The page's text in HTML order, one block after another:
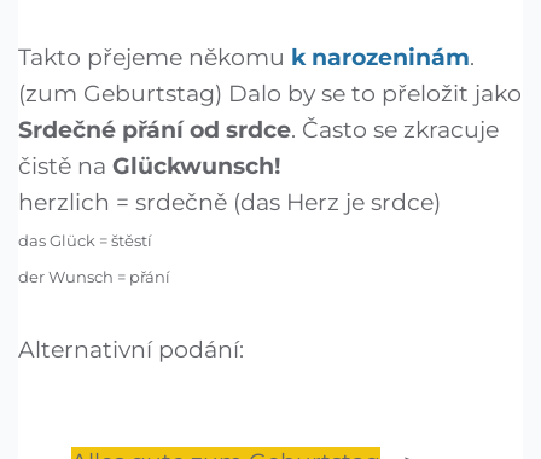
Takto přejeme někomu k narozeninám.
(zum Geburtstag) Dalo by se to přeložit jako
Srdečné přání od srdce. Často se zkracuje
čistě na Glückwunsch!
herzlich = srdečně (das Herz je srdce)
das Glück = štěstí
der Wunsch = přání
Alternativní podání: